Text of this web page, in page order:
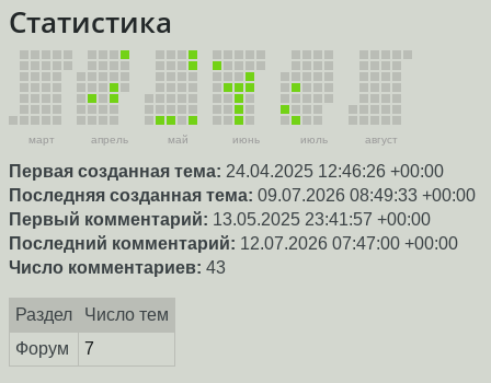
Статистика
март апрель май июнь июль август
Первая созданная тема: 24.04.2025 12:46:26 +00:00
Последняя созданная тема: 09.07.2026 08:49:33 +00:00
Первый комментарий: 13.05.2025 23:41:57 +00:00
Последний комментарий: 12.07.2026 07:47:00 +00:00
Число комментариев: 43
Раздел
Число тем
Форум
7